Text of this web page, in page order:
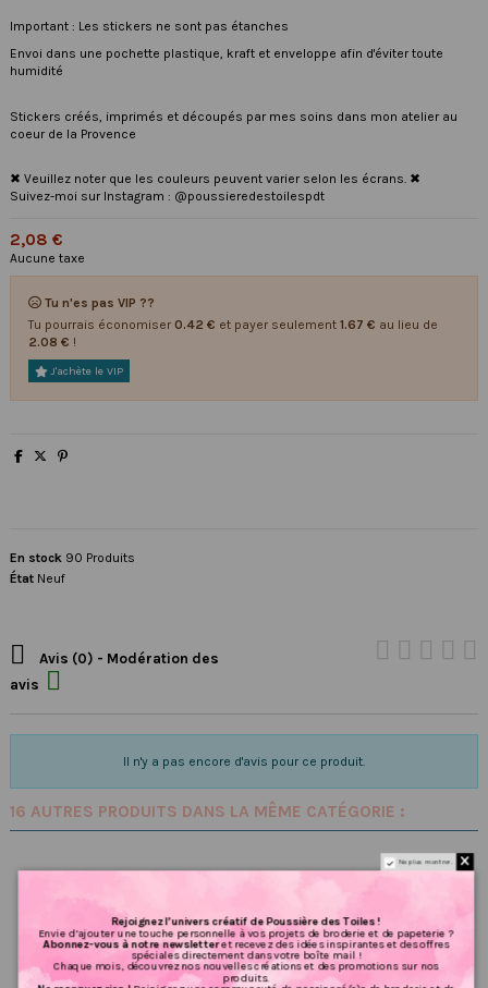
Important : Les stickers ne sont pas étanches
Envoi dans une pochette plastique, kraft et enveloppe afin d'éviter toute
humidité
Stickers créés, imprimés et découpés par mes soins dans mon atelier au
coeur de la Provence
✖ Veuillez noter que les couleurs peuvent varier selon les écrans. ✖
Suivez-moi sur Instagram : @poussieredestoilespdt
2,08 €
Aucune taxe
Tu n'es pas VIP ??
Tu pourrais économiser 0.42 € et payer seulement 1.67 € au lieu de
2.08 € !
J'achète le VIP
En stock 90 Produits
État Neuf

Avis (0) - Modération des
avis

Il n'y a pas encore d'avis pour ce produit.
16 AUTRES PRODUITS DANS LA MÊME CATÉGORIE :
Ne plus montrer.
Rejoignez l’univers créatif de Poussière des Toiles !
Envie d’ajouter une touche personnelle à vos projets de broderie et de papeterie ?
Abonnez-vous à notre newsletteret recevez des idées inspirantes et des offres
spéciales directement dans votre boîte mail !
Chaque mois, découvrez nos nouvelles créations et des promotions sur nos
produits.